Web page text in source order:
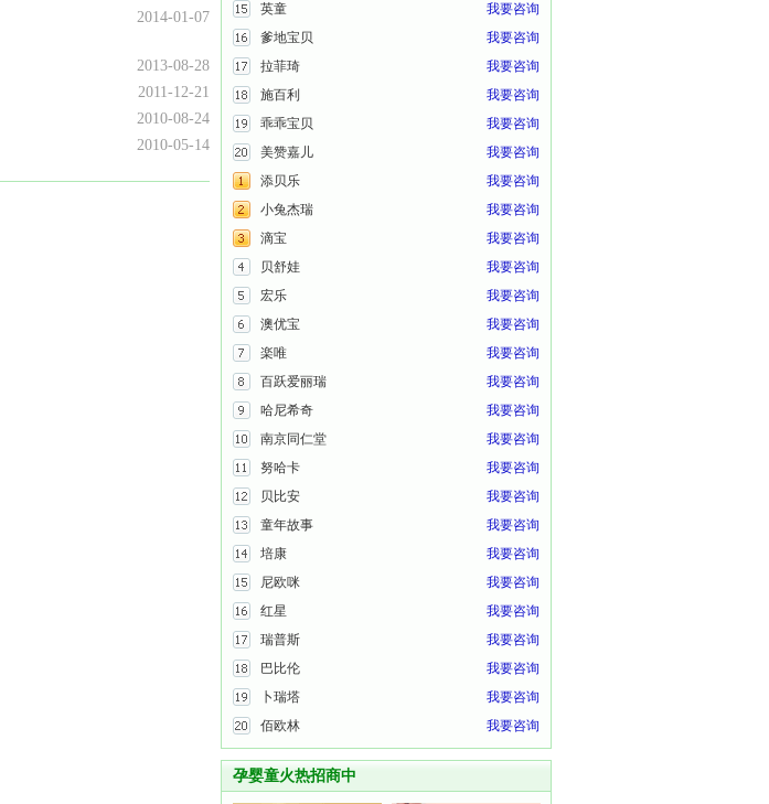
2014-01-07
2013-08-28
2011-12-21
2010-08-24
2010-05-14
我要咨询
英童
我要咨询
爹地宝贝
我要咨询
拉菲琦
我要咨询
施百利
我要咨询
乖乖宝贝
我要咨询
美赞嘉儿
我要咨询
添贝乐
我要咨询
小兔杰瑞
我要咨询
滴宝
我要咨询
贝舒娃
我要咨询
宏乐
我要咨询
澳优宝
我要咨询
楽唯
我要咨询
百跃爱丽瑞
我要咨询
哈尼希奇
我要咨询
南京同仁堂
我要咨询
努哈卡
我要咨询
贝比安
我要咨询
童年故事
我要咨询
培康
我要咨询
尼欧咪
我要咨询
红星
我要咨询
瑞普斯
我要咨询
巴比伦
我要咨询
卜瑞塔
我要咨询
佰欧林
孕婴童火热招商中